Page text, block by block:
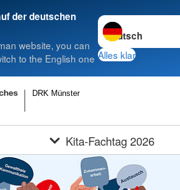
der deutschen
website, you can
to the English one
Sprache wechseln
Alles klar
DRK Münster
Kita-Fachtag 2026